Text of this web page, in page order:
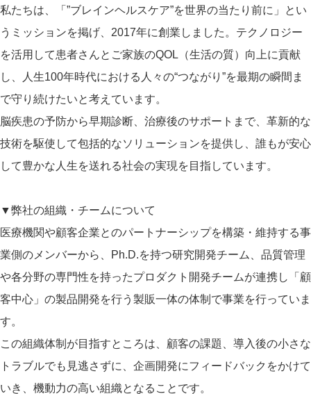
私たちは、「”ブレインヘルスケア”を世界の当たり前に」とい
うミッションを掲げ、2017年に創業しました。テクノロジー
を活用して患者さんとご家族のQOL（生活の質）向上に貢献
し、人生100年時代における人々の“つながり”を最期の瞬間ま
で守り続けたいと考えています。
脳疾患の予防から早期診断、治療後のサポートまで、革新的な
技術を駆使して包括的なソリューションを提供し、誰もが安心
して豊かな人生を送れる社会の実現を目指しています。
▼弊社の組織・チームについて
医療機関や顧客企業とのパートナーシップを構築・維持する事
業側のメンバーから、Ph.D.を持つ研究開発チーム、品質管理
や各分野の専門性を持ったプロダクト開発チームが連携し「顧
客中心」の製品開発を行う製販一体の体制で事業を行っていま
す。
この組織体制が目指すところは、顧客の課題、導入後の小さな
トラブルでも見逃さずに、企画開発にフィードバックをかけて
いき、機動力の高い組織となることです。